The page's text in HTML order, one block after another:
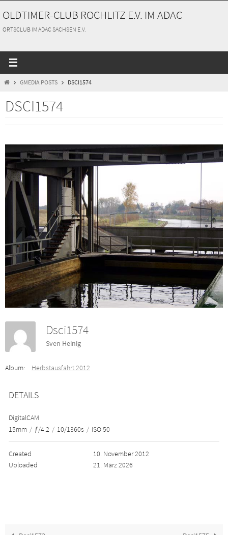
Inhalt
springen
OLDTIMER-CLUB ROCHLITZ E.V. IM ADAC
ORTSCLUB IM ADAC SACHSEN E.V.
STARTGMEDIA POSTS DSCI1574
DSCI1574
Dsci1574
Sven Heinig
Album: Herbstausfahrt 2012
DETAILS
DigitalCAM
15mm / ƒ/4.2 / 10/1360s / ISO 50
Created
10. November 2012
Uploaded
21. März 2026